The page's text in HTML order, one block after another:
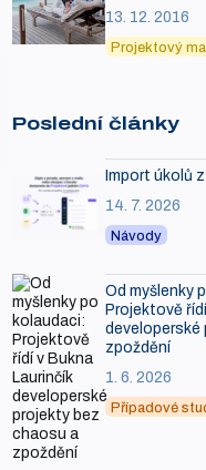
13. 12. 2016
Projektový
Poslední články
Import úkolů
14. 7. 2026
Návody
Od myšlenky
Projektově
developerské
zpoždění
1. 6. 2026
Případové